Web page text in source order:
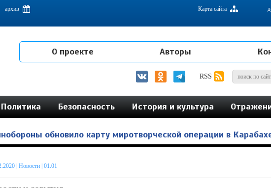
на постсоветском пространстве
архив Карта сайта
О проекте Авторы
RSS
Политика Безопасность История и культура
обновило карту миротворческой операции в
| Новости | 01.01